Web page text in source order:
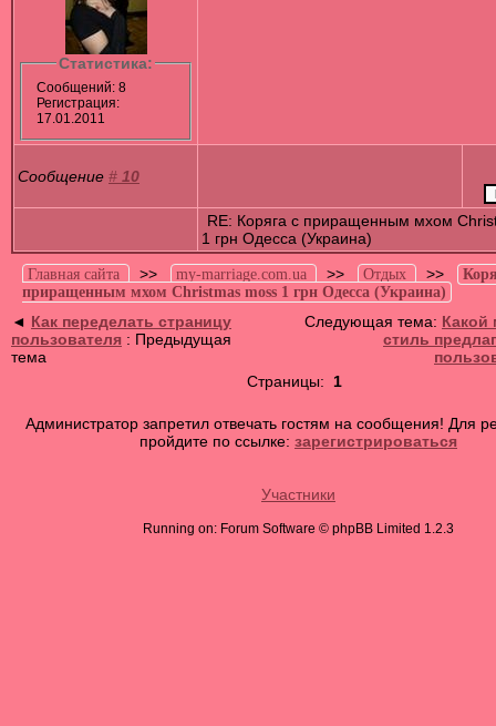
Статистика:
Сообщений: 8
Регистрация:
17.01.2011
Сообщение # 10
RE: Коряга с приращенным мхом
1 грн Одесса (Украина)
Главная сайта >> my-marriage.com.ua >> Отдых >>
приращенным мхом Christmas moss 1 грн Одесса (Украина)
◄ Как переделать страницу
пользователя : Предыдущая
тема
Следующая тема: Какой
стиль
Страницы: 1
Администратор запретил отвечать гостям на сообщения! Для
пройдите по ссылке: зарегистрироваться
Участники
Running on: Forum Software © phpBB Limited 1.2.3